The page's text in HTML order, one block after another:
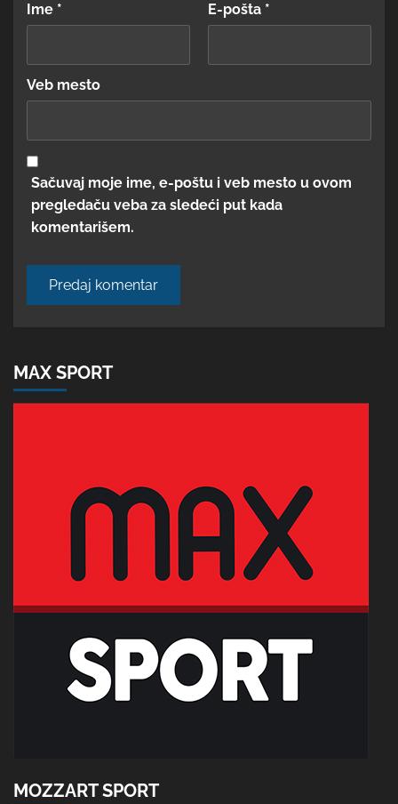
Ime * E-pošta *
Veb mesto
Sačuvaj moje ime, e-poštu i veb mesto u ovom
pregledaču veba za sledeći put kada
komentarišem.
MAX SPORT
MOZZART SPORT